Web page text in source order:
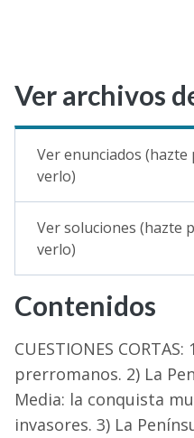
Ver archivos
Ver enunciados
verlo)
Ver soluciones (hazte
verlo)
Contenidos
CUESTIONES
prerromanos. 2) La
Media: la conquista
invasores. 3) La